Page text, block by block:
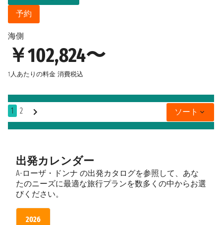
海側
￥102,824〜
1人あたりの料金 消費税込
予約
1 2 ソート
出発カレンダー
A-ローザ・ドンナ の出発カタログを参照して、あな
たのニーズに最適な旅行プランを数多くの中からお選
びください。
2026